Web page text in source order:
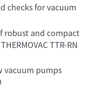
checks for vacuum
robust and compact
TTR-RN
vacuum pumps